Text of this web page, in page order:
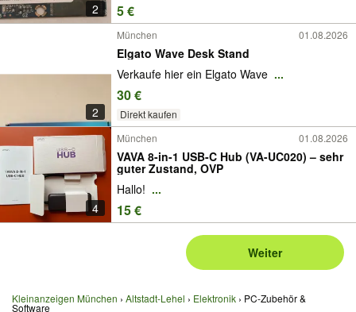
2 5 €
2
München 01.08.2026
Elgato Wave Desk Stand
Verkaufe hier ein Elgato Wave ...
30 €
Direkt kaufen
4
München 01.08.2026
VAVA 8-in-1 USB-C Hub (VA-UC020) – sehr
guter Zustand, OVP
Hallo! ...
15 €
Weiter
Kleinanzeigen München Altstadt-Lehel Elektronik PC-Zubehör &
Software